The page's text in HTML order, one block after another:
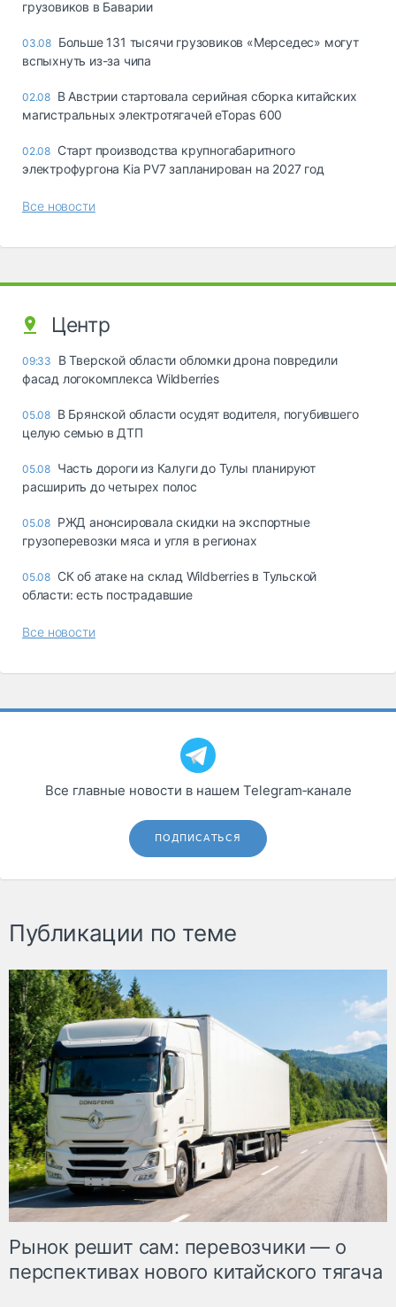
грузовиков в Баварии
03.08 Больше 131 тысячи грузовиков «Мерседес» могут
вспыхнуть из-за чипа
02.08 В Австрии стартовала серийная сборка китайских
магистральных электротягачей eTopas 600
02.08 Старт производства крупногабаритного
электрофургона Kia PV7 запланирован на 2027 год
Все новости
Центр
09:33
В Тверской области обломки дрона повредили
фасад логокомплекса Wildberries
05.08 В Брянской области осудят водителя, погубившего
целую семью в ДТП
05.08 Часть дороги из Калуги до Тулы планируют
расширить до четырех полос
05.08 РЖД анонсировала скидки на экспортные
грузоперевозки мяса и угля в регионах
05.08 СК об атаке на склад Wildberries в Тульской
области: есть пострадавшие
Все новости
Все главные новости в нашем Telegram‑канале
ПОДПИСАТЬСЯ
Публикации по теме
Рынок решит сам: перевозчики — о
перспективах нового китайского тягача